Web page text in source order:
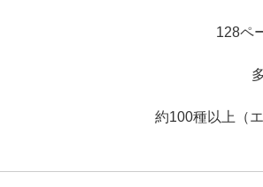
128ペ
約100種以上（